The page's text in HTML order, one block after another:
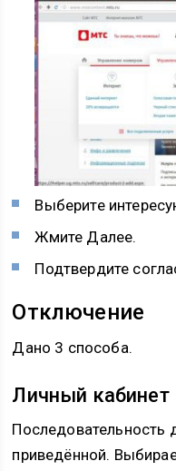
Выберите
Жмите Далее.
Подтвердите
Отключение
Дано 3 способа.
Личный кабинет
Последовательность
приведённой.